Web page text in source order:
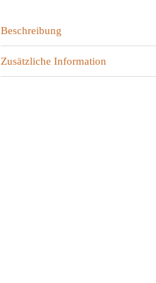
Beschreibung
Zusätzliche Information